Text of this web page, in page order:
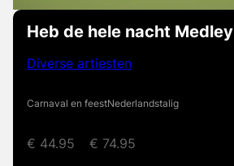
Heb de hele nacht Medley
Diverse artiesten
Carnaval en feestNederlandstalig
€ 44.95 € 74.95